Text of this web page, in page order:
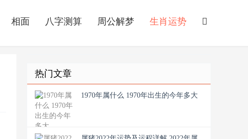
相面 八字测算 周公解梦 生肖运势
热门文章
1970年属什么 1970年出生的今年多大